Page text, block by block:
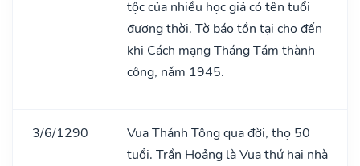
tộc của nhiều học giả có tên tuổi
đương thời. Tờ báo tồn tại cho đến
khi Cách mạng Tháng Tám thành
công, nǎm 1945.
3/6/1290
Vua Thánh Tông qua đời, thọ 50
tuổi. Trần Hoảng là Vua thứ hai nhà